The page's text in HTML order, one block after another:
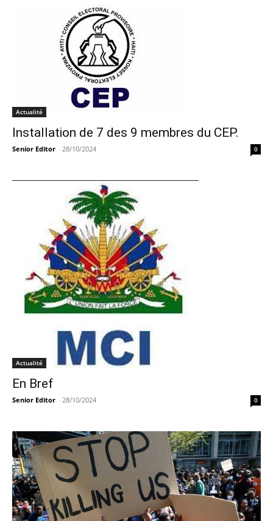
Actualité
Installation de 7 des 9 membres du CEP.
Senior Editor - 28/10/2024 0
Actualité
En Bref
Senior Editor - 28/10/2024 0